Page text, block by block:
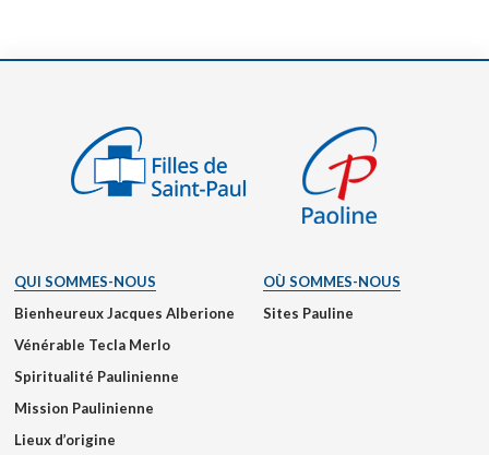
QUI SOMMES-NOUS
Bienheureux Jacques Alberione
Vénérable Tecla Merlo
Spiritualité Paulinienne
Mission Paulinienne
Lieux d’origine
OÙ SOMMES-NOUS
Sites Pauline